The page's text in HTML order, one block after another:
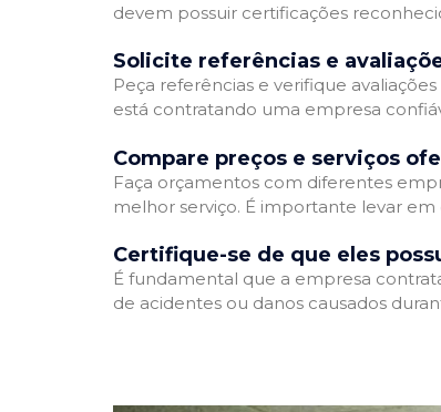
devem possuir certificações
Solicite referências e
Peça referências e verifique
está contratando uma empresa
Compare preços e serviços
Faça orçamentos com diferentes
melhor serviço. É importante levar
Certifique-se de que eles
É fundamental que a empresa
de acidentes ou danos causados